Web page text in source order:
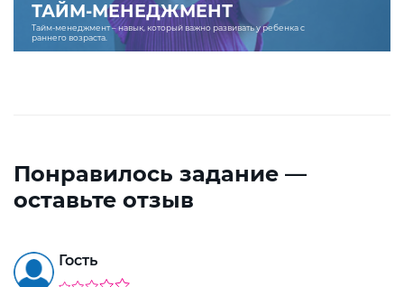
ТАЙМ-МЕНЕДЖМЕНТ
Тайм-менеджмент – навык, который важно развивать у ребенка с
раннего возраста.
Понравилось задание —
оставьте отзыв
Гость